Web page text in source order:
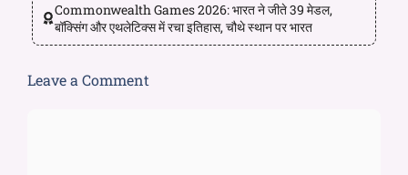
Commonwealth Games 2026: भारत ने जीते 39 मेडल,
बॉक्सिंग और एथलेटिक्स में रचा इतिहास, चौथे स्थान पर भारत
Leave a Comment